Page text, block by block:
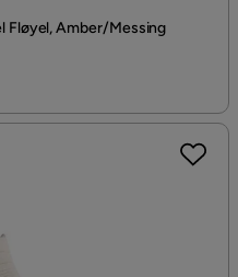
Fløyel, Amber/Messing